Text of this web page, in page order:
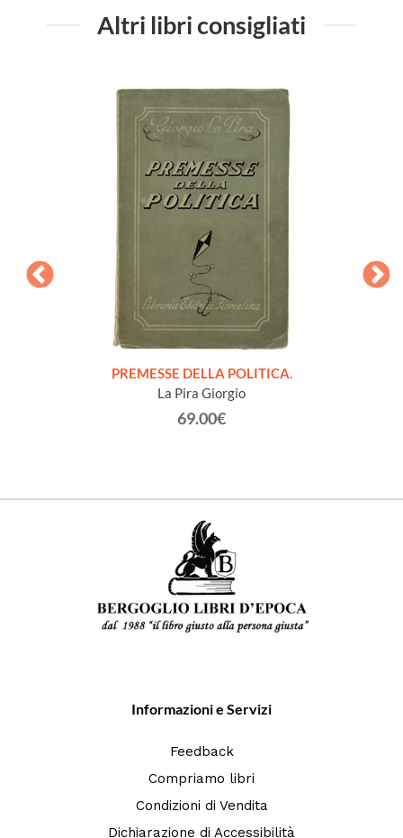
Altri libri consigliati
PREMESSE DELLA POLITICA.
La Pira Giorgio
69.00€
Informazioni e Servizi
Feedback
Compriamo libri
Condizioni di Vendita
Dichiarazione di Accessibilità